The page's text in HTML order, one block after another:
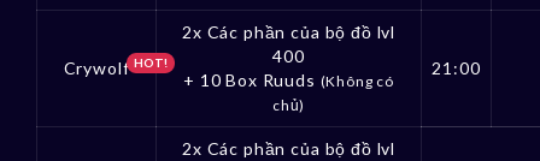
Crywolf HOT!
2x Các phần của bộ đồ lvl
400
+ 10 Box Ruuds (Không có
chủ)
21:00
2x Các phần của bộ đồ lvl